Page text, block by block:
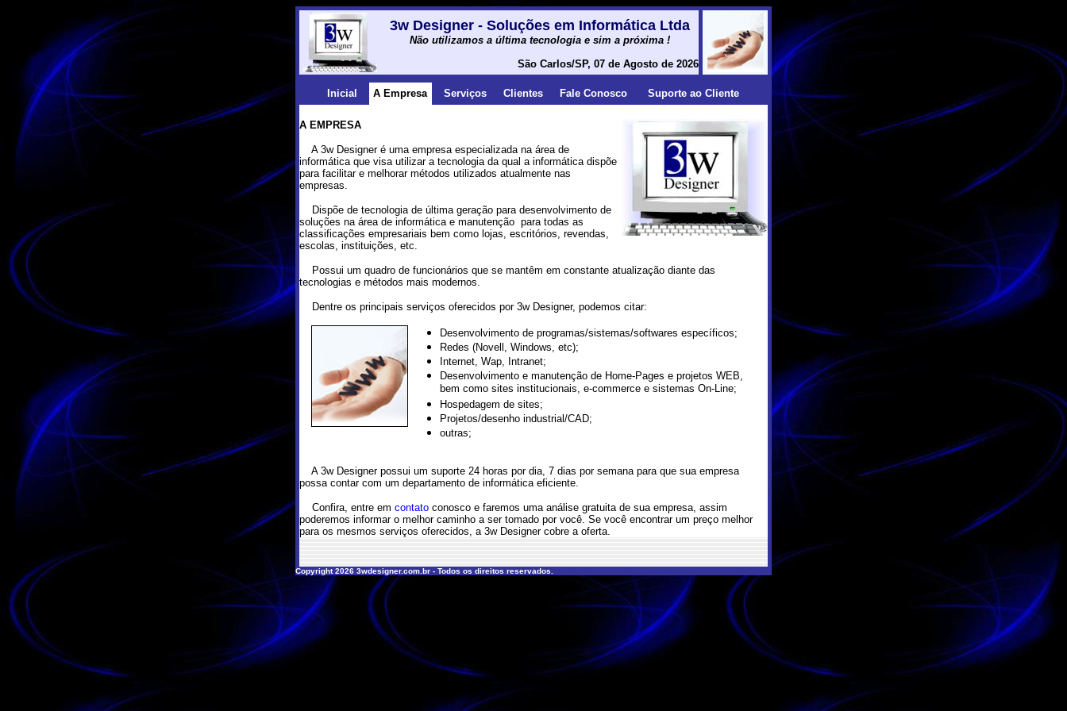
3w Designer - Soluções em Informática Ltda
Não utilizamos a última tecnologia e sim a próxima !
São Carlos/SP, 07 de Agosto de 2026
Inicial A Empresa Serviços Clientes Fale Conosco Suporte ao Cliente
A EMPRESA
A 3w Designer é uma empresa especializada na área de
informática que visa utilizar a tecnologia da qual a informática dispõe
para facilitar e melhorar métodos utilizados atualmente nas
empresas.
Dispõe de tecnologia de última geração para desenvolvimento de
soluções na área de informática e manutenção para todas as
classificações empresariais bem como lojas, escritórios, revendas,
escolas, instituições, etc.
Possui um quadro de funcionários que se mantêm em constante atualização diante das
tecnologias e métodos mais modernos.
Dentre os principais serviços oferecidos por 3w Designer, podemos citar:
Desenvolvimento de programas/sistemas/softwares específicos;
Redes (Novell, Windows, etc);
Internet, Wap, Intranet;
Desenvolvimento e manutenção de Home-Pages e projetos WEB,
bem como sites institucionais, e-commerce e sistemas On-Line;
Hospedagem de sites;
Projetos/desenho industrial/CAD;
outras;
A 3w Designer possui um suporte 24 horas por dia, 7 dias por semana para que sua empresa
possa contar com um departamento de informática eficiente.
Confira, entre em contato conosco e faremos uma análise gratuita de sua empresa, assim
poderemos informar o melhor caminho a ser tomado por você. Se você encontrar um preço melhor
para os mesmos serviços oferecidos, a 3w Designer cobre a oferta.
Copyright 2026 3wdesigner.com.br - Todos os direitos reservados.